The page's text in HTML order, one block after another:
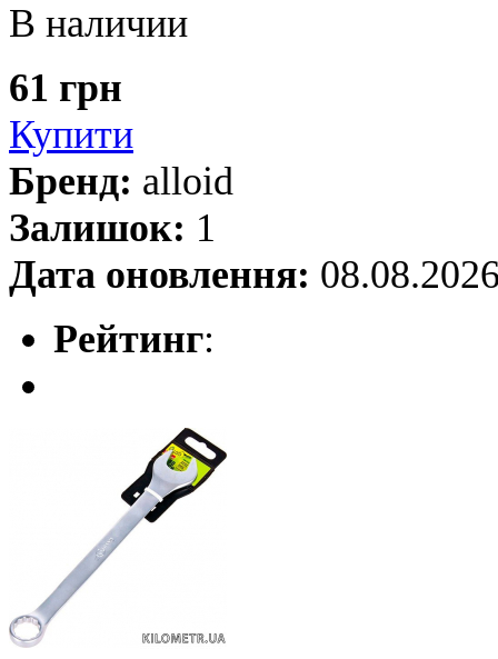
В наличии
61 грн
Купити
Бренд: alloid
Залишок: 1
Дата оновлення:
Рейтинг: